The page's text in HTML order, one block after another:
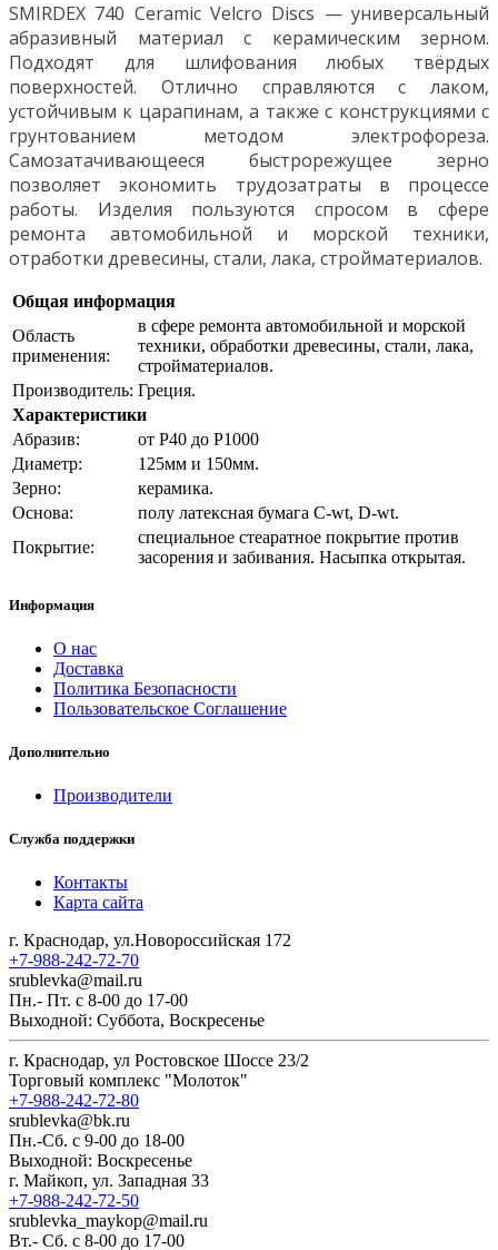
SMIRDEX 740 Ceramic Velcro Discs — универсальный
абразивный материал с керамическим зерном.
Подходят для шлифования любых твёрдых
поверхностей. Отлично справляются с лаком,
устойчивым к царапинам, а также с конструкциями с
грунтованием методом электрофореза.
Самозатачивающееся быстрорежущее зерно
позволяет экономить трудозатраты в процессе
работы. Изделия пользуются спросом в сфере
ремонта автомобильной и морской техники,
отработки древесины, стали, лака, стройматериалов.
Общая информация
Область
применения:
в сфере ремонта автомобильной и морской
техники, обработки древесины, стали, лака,
стройматериалов.
Производитель: Греция.
Характеристики
Абразив:
от Р40 до Р1000
Диаметр:
125мм и 150мм.
Зерно:
керамика.
Основа:
полу латексная бумага C-wt, D-wt.
Покрытие:
специальное стеаратное покрытие против
засорения и забивания. Насыпка открытая.
Информация
О нас
Доставка
Политика Безопасности
Пользовательское Соглашение
Дополнительно
Производители
Служба поддержки
Контакты
Карта сайта
г. Краснодар, ул.Новороссийская 172
+7-988-242-72-70
srublevka@mail.ru
Пн.- Пт. с 8-00 до 17-00
Выходной: Суббота, Воскресенье
г. Краснодар, ул Ростовское Шоссе 23/2
Торговый комплекс "Молоток"
+7-988-242-72-80
srublevka@bk.ru
Пн.-Сб. с 9-00 до 18-00
Выходной: Воскресенье
г. Майкоп, ул. Западная 33
+7-988-242-72-50
srublevka_maykop@mail.ru
Вт.- Сб. с 8-00 до 17-00